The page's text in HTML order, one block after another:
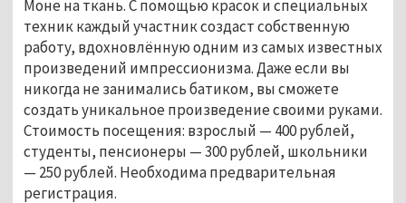
Моне на ткань. С помощью красок и специальных
техник каждый участник создаст собственную
работу, вдохновлённую одним из самых известных
произведений импрессионизма. Даже если вы
никогда не занимались батиком, вы сможете
создать уникальное произведение своими руками.
Стоимость посещения: взрослый — 400 рублей,
студенты, пенсионеры — 300 рублей, школьники
— 250 рублей. Необходима предварительная
регистрация.